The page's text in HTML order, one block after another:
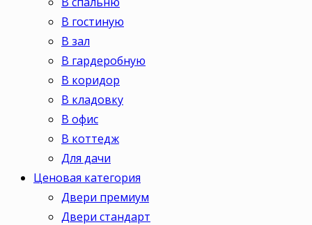
В гостиную
В зал
В гардеробную
В коридор
В кладовку
В офис
В коттедж
Для дачи
Ценовая категория
Двери премиум
Двери стандарт